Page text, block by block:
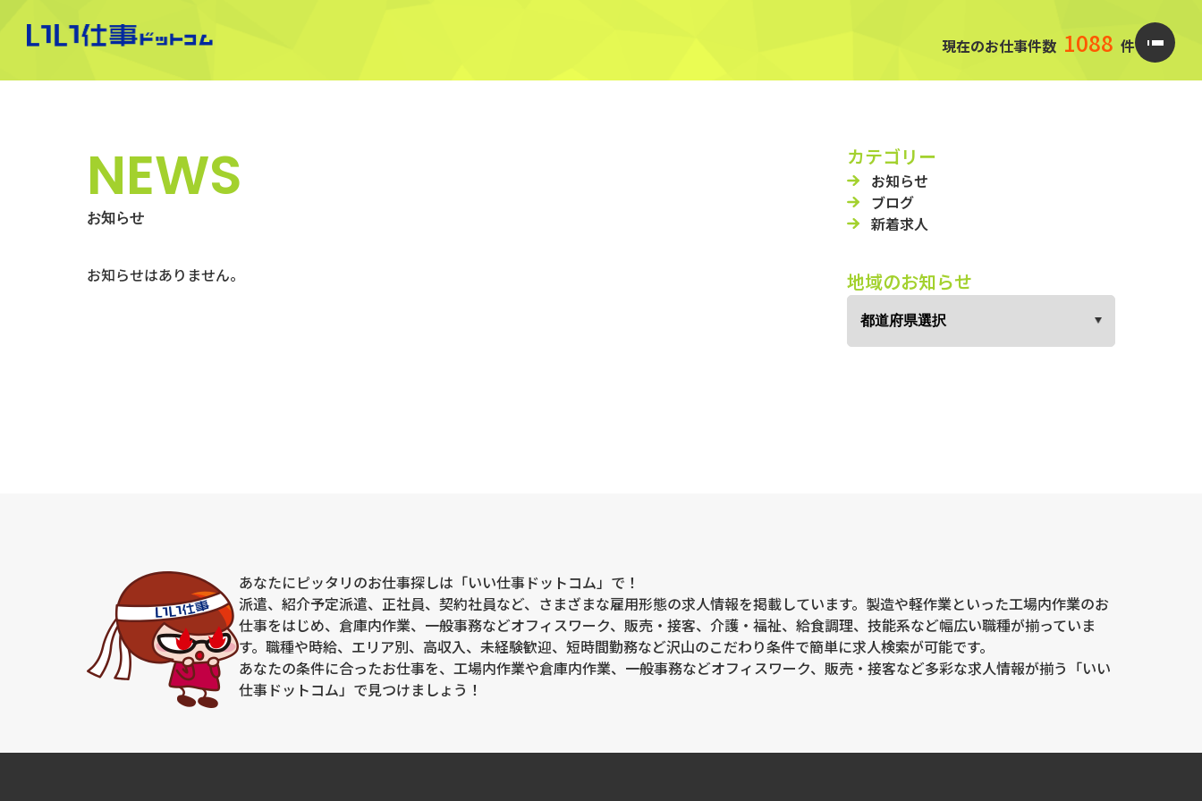
現在のお仕事件数 1088 件
NEWS
お知らせ
お知らせはありません。
カテゴリー
お知らせ
ブログ
新着求人
地域のお知らせ
あなたにピッタリのお仕事探しは「いい仕事ドットコム」で！
派遣、紹介予定派遣、正社員、契約社員など、さまざまな雇用形態の求人情報を掲載しています。製造や軽作業といった工場内作業のお
仕事をはじめ、倉庫内作業、一般事務などオフィスワーク、販売・接客、介護・福祉、給食調理、技能系など幅広い職種が揃っていま
す。職種や時給、エリア別、高収入、未経験歓迎、短時間勤務など沢山のこだわり条件で簡単に求人検索が可能です。
あなたの条件に合ったお仕事を、工場内作業や倉庫内作業、一般事務などオフィスワーク、販売・接客など多彩な求人情報が揃う「いい
仕事ドットコム」で見つけましょう！